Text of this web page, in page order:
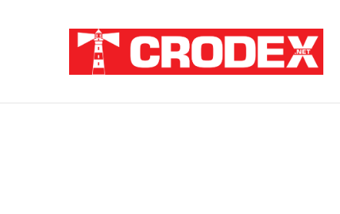
Breaking News TRI DESETLJEĆA KRIKOVA OČAJNIKA